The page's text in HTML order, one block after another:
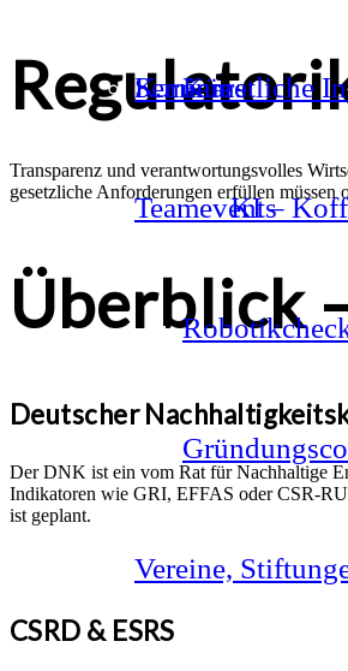
KarriereKünstliche
KI –
Vereine,
Seminare
Teamevents
Transparenz und verantwortungsvolles
gesetzliche Anforderungen erfüllen
Überblick
Deutscher
Der DNK ist ein vom Rat für Nachhaltige
Indikatoren wie GRI, EFFAS oder CSR-
ist geplant.
CSRD & ESRS